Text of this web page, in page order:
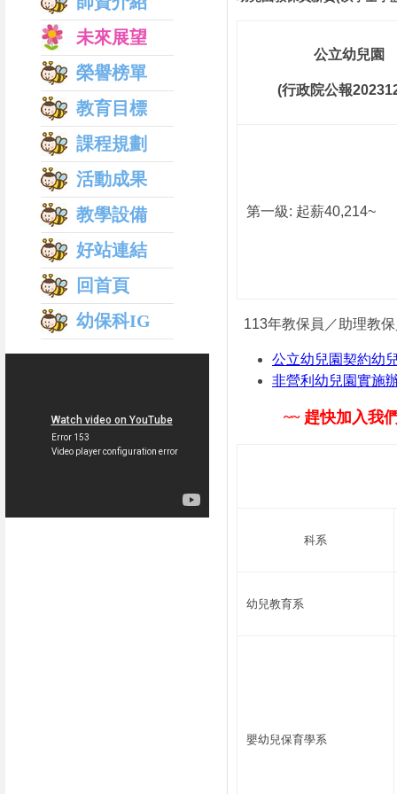
未來展望
榮譽榜單
教育目標
課程規劃
活動成果
教學設備
好站連結
回首頁
幼保科IG
公立幼兒園
(行政院公報
第一級: 起薪40,214~
113年教保員／助理教
公立幼兒園契約幼
非營利幼兒園實施
~~ 趕快加入我
科系
幼兒教育系
嬰幼兒保育學系